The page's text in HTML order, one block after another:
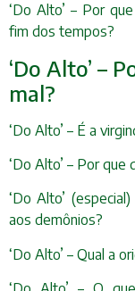
‘Do Alto’ – Por
fim dos tempos?
‘Do Alto’ –
mal?
‘Do Alto’ – É a
‘Do Alto’ – Por
‘Do Alto’
aos demônios?
‘Do Alto’ – Qual a